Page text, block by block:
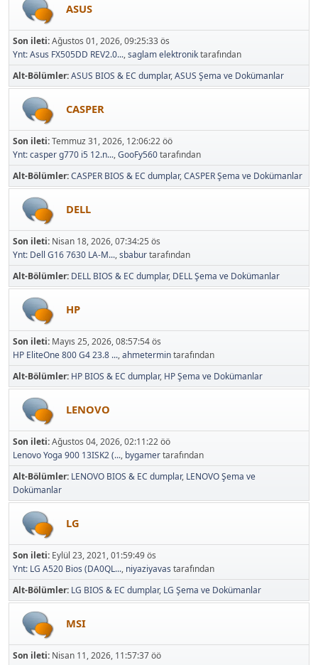
ASUS
Son ileti:Ağustos 01, 2026, 09:25:33 ös
Ynt: Asus FX505DD REV2.0...,saglam elektroniktarafından
Alt-Bölümler ASUS BIOS & EC dumplar ASUS Şema ve Dokümanlar
CASPER
Son ileti:Temmuz 31, 2026, 12:06:22 öö
Ynt: casper g770 i5 12.n...,GooFy560tarafından
Alt-Bölümler CASPER BIOS & EC dumplar CASPER Şema ve Dokümanlar
DELL
Son ileti: Nisan 18, 2026, 07:34:25 ös
Ynt: Dell G16 7630 LA-M...,sbaburtarafından
Alt-Bölümler DELL BIOS & EC dumplar DELL Şema ve Dokümanlar
HP
Son ileti: Mayıs 25, 2026, 08:57:54 ös
HP EliteOne 800 G4 23.8 ...,ahmetermintarafından
Alt-Bölümler HP BIOS & EC dumplar HP Şema ve Dokümanlar
LENOVO
Son ileti:Ağustos 04, 2026, 02:11:22 öö
Lenovo Yoga 900 13ISK2 (..., bygamertarafından
Alt-Bölümler LENOVO BIOS & EC dumplar LENOVO Şema ve
Dokümanlar
LG
Son ileti: Eylül 23, 2021, 01:59:49 ös
Ynt: LG A520 Bios (DA0QL..., niyaziyavas tarafından
Alt-Bölümler LG BIOS & EC dumplar LG Şema ve Dokümanlar
MSI
Son ileti: Nisan 11, 2026, 11:57:37 öö